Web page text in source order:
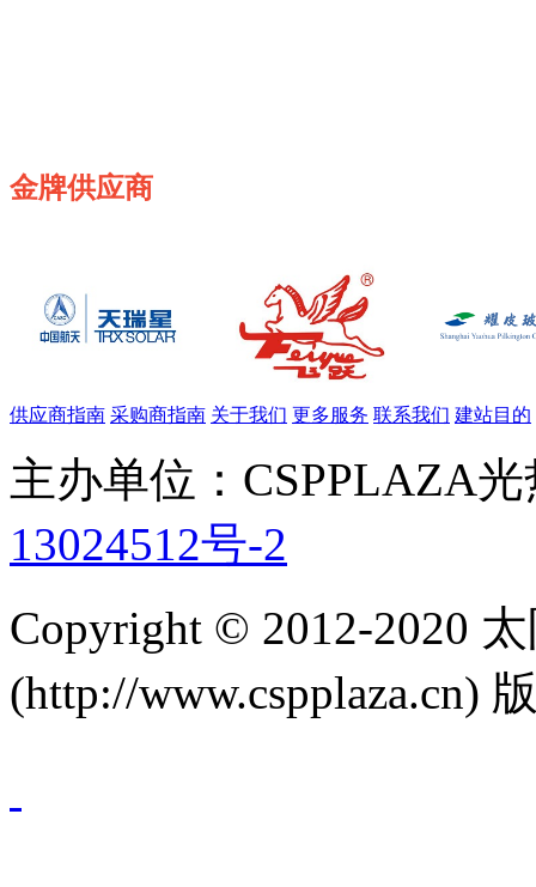
金牌供应商
供应商指南 采购商指南 关于我们 更多服务 联系我们 建站目的
主办单位：CSPPLAZA
13024512号-2
Copyright © 2012-2020
(http://www.cspplaza.cn)